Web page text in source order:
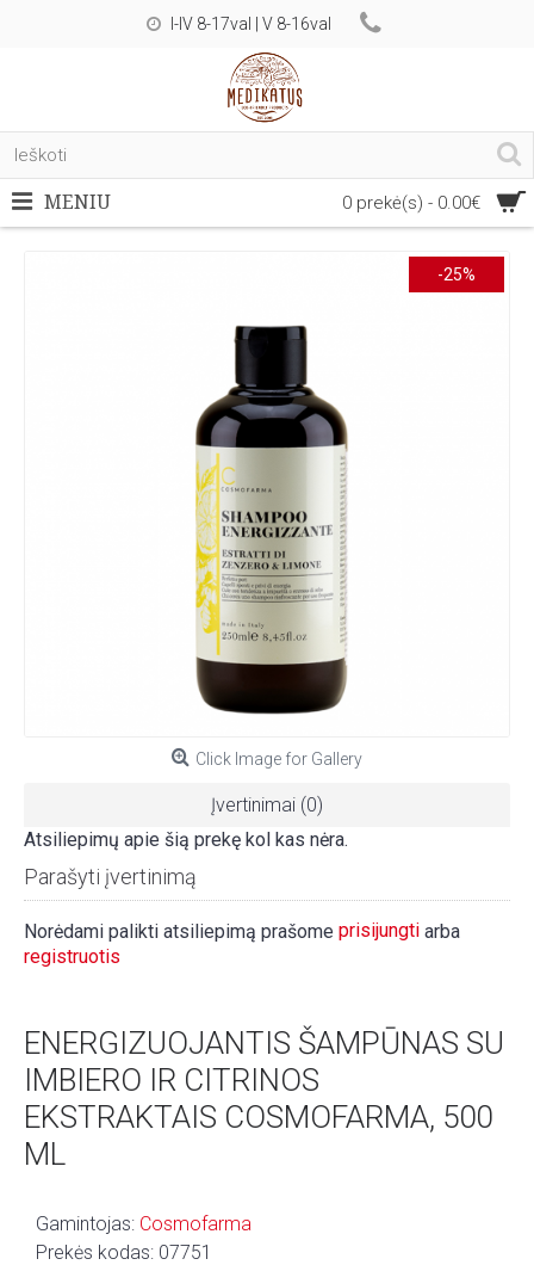
I-IV 8-17val | V 8-16val
0 prekė(s) - 0.00€
MENIU
-25%
Click Image for Gallery
Įvertinimai (0)
Atsiliepimų apie šią prekę kol kas nėra.
Parašyti įvertinimą
Norėdami palikti atsiliepimą prašome prisijungti arba
registruotis
ENERGIZUOJANTIS ŠAMPŪNAS SU
IMBIERO IR CITRINOS
EKSTRAKTAIS COSMOFARMA, 500
ML
Gamintojas: Cosmofarma
Prekės kodas: 07751